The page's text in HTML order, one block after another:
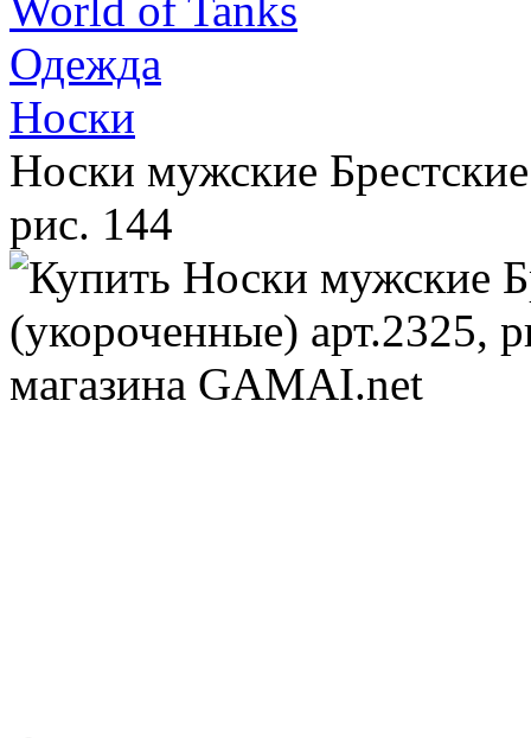
Одежда
Носки
Носки мужские
рис. 144